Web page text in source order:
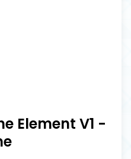
Element V1 -